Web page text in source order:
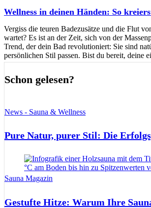
Wellness in deinen Händen: So
Vergiss die teuren Badezusätze und die Flut
wartet? Es ist an der Zeit, sich von der
Trend, der dein Bad revolutioniert: Sie sind
persönlichen Stil passen. Bist du bereit, deine
Schon gelesen?
News - Sauna & Wellness
Pure Natur, purer Stil: Die
Sauna Magazin
Gestufte Hitze: Warum Ihre